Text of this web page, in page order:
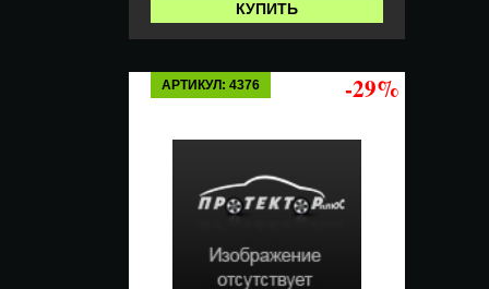
КУПИТЬ
АРТИКУЛ: 4376 -29%